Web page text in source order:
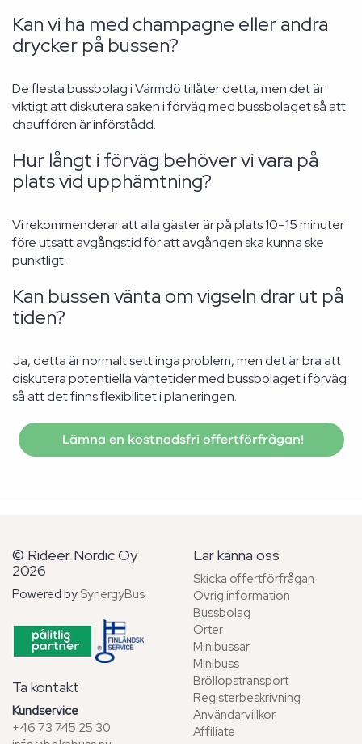
Kan vi ha med champagne eller andra
drycker på bussen?
De flesta bussbolag i Värmdö tillåter detta, men det är
viktigt att diskutera saken i förväg med bussbolaget så att
chauffören är införstådd.
Hur långt i förväg behöver vi vara på
plats vid upphämtning?
Vi rekommenderar att alla gäster är på plats 10–15 minuter
före utsatt avgångstid för att avgången ska kunna ske
punktligt.
Kan bussen vänta om vigseln drar ut på
tiden?
Ja, detta är normalt sett inga problem, men det är bra att
diskutera potentiella väntetider med bussbolaget i förväg
så att det finns flexibilitet i planeringen.
Lämna en kostnadsfri offertförfrågan!
© Rideer Nordic Oy
2026
Powered by SynergyBus
Ta kontakt
Kundservice
+46 73 745 25 30
Lär känna oss
Skicka offertförfrågan
Övrig information
Bussbolag
Orter
Minibussar
Minibuss
Bröllopstransport
Registerbeskrivning
Användarvillkor
Affiliate